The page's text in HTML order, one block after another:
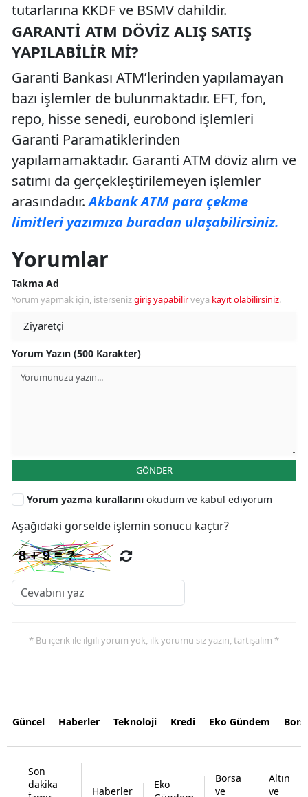
tutarlarına KKDF ve BSMV dahildir.
GARANTI ATM DÖVIZ ALIŞ SATIŞ
YAPILABILIR MI?
Garanti Bankası ATM’lerinden yapılamayan
bazı işlemler de bulunmaktadır. EFT, fon,
repo, hisse senedi, eurobond işlemleri
Garanti Paramatiklerinden
yapılamamaktadır. Garanti ATM döviz alım ve
satımı da gerçekleştirilemeyen işlemler
arasındadır.Akbank ATM para çekme
limitleri yazımıza buradan ulaşabilirsiniz.
Yorumlar
Takma Ad
Yorum yapmak için, istersenizgiriş yapabilirveya kayıt olabilirsiniz.
Yorum Yazın (500 Karakter)
GÖNDER
Yorum yazma kurallarını okudum ve kabul ediyorum
Aşağıdaki görselde işlemin sonucu kaçtır?
* Bu içerik ile ilgili yorum yok, ilk yorumu siz yazın, tartışalım *
Güncel Haberler Teknoloji Kredi Eko Gündem
Son
dakika
Haberler
Eko
Borsa
ve
Altın
ve